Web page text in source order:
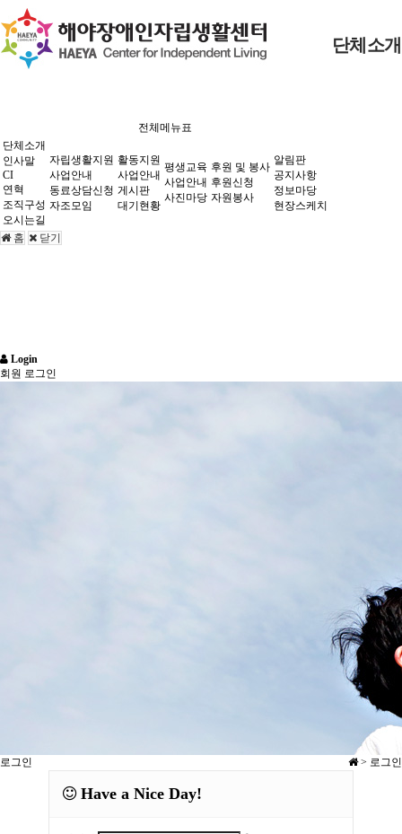
본문 바로가기
회원가입
해야장애인자립생활센터
단체소개
자립생활지원
자조모임
대기현황
현장스케치
전체메뉴표
단체소개
인사말
CI
연혁
조직구성
오시는길
자립생활지원
사업안내
동료상담신청
자조모임
활동지원
사업안내
게시판
대기현황
평생교육
사업안내
사진마당
후원 및 봉사
후원신청
자원봉사
알림판
공지사항
정보마당
현장스케치
홈 닫기
Login
회원 로그인
> 로그인
로그인
Have a Nice Day!